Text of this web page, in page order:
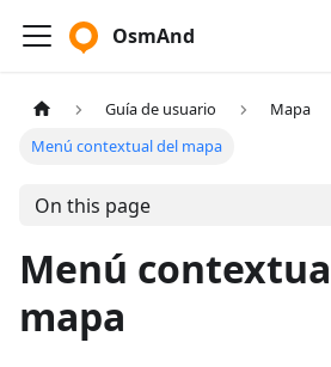
OsmAnd
Guía de usuario
Mapa
Menú contextual del mapa
On this page
Menú
mapa